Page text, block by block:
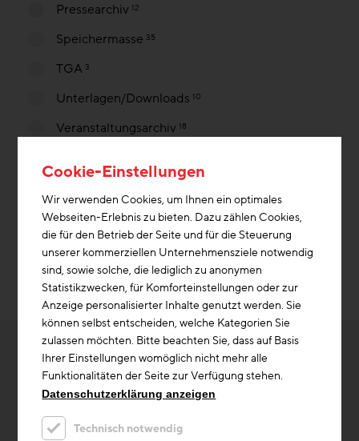
Pressearchiv 12
Speichermasse 35
TGA 3
Unterlagen/Downloads 10
Veranstaltungsarchiv 18
Art
Alle
Filter übernehmen und Ergebnisse
anzeigen
Leider wurden mit den ausgewählten Filterkriterien
keine Beiträge gefunden!
Bitte ändern Sie Ihre Filterkriterien oder setzen Sie
alle Filter zurück um alle Beiträge anzuzeigen.
Cookie-Einstellungen
Wir verwenden Cookies, um Ihnen ein optimales
Webseiten-Erlebnis zu bieten. Dazu zählen Cookies,
die für den Betrieb der Seite und für die Steuerung
unserer kommerziellen Unternehmensziele notwendig
sind, sowie solche, die lediglich zu anonymen
Statistikzwecken, für Komforteinstellungen oder zur
Anzeige personalisierter Inhalte genutzt werden. Sie
können selbst entscheiden, welche Kategorien Sie
zulassen möchten. Bitte beachten Sie, dass auf Basis
Ihrer Einstellungen womöglich nicht mehr alle
Funktionalitäten der Seite zur Verfügung stehen.
Datenschutzerklärung anzeigen
Technisch notwendig